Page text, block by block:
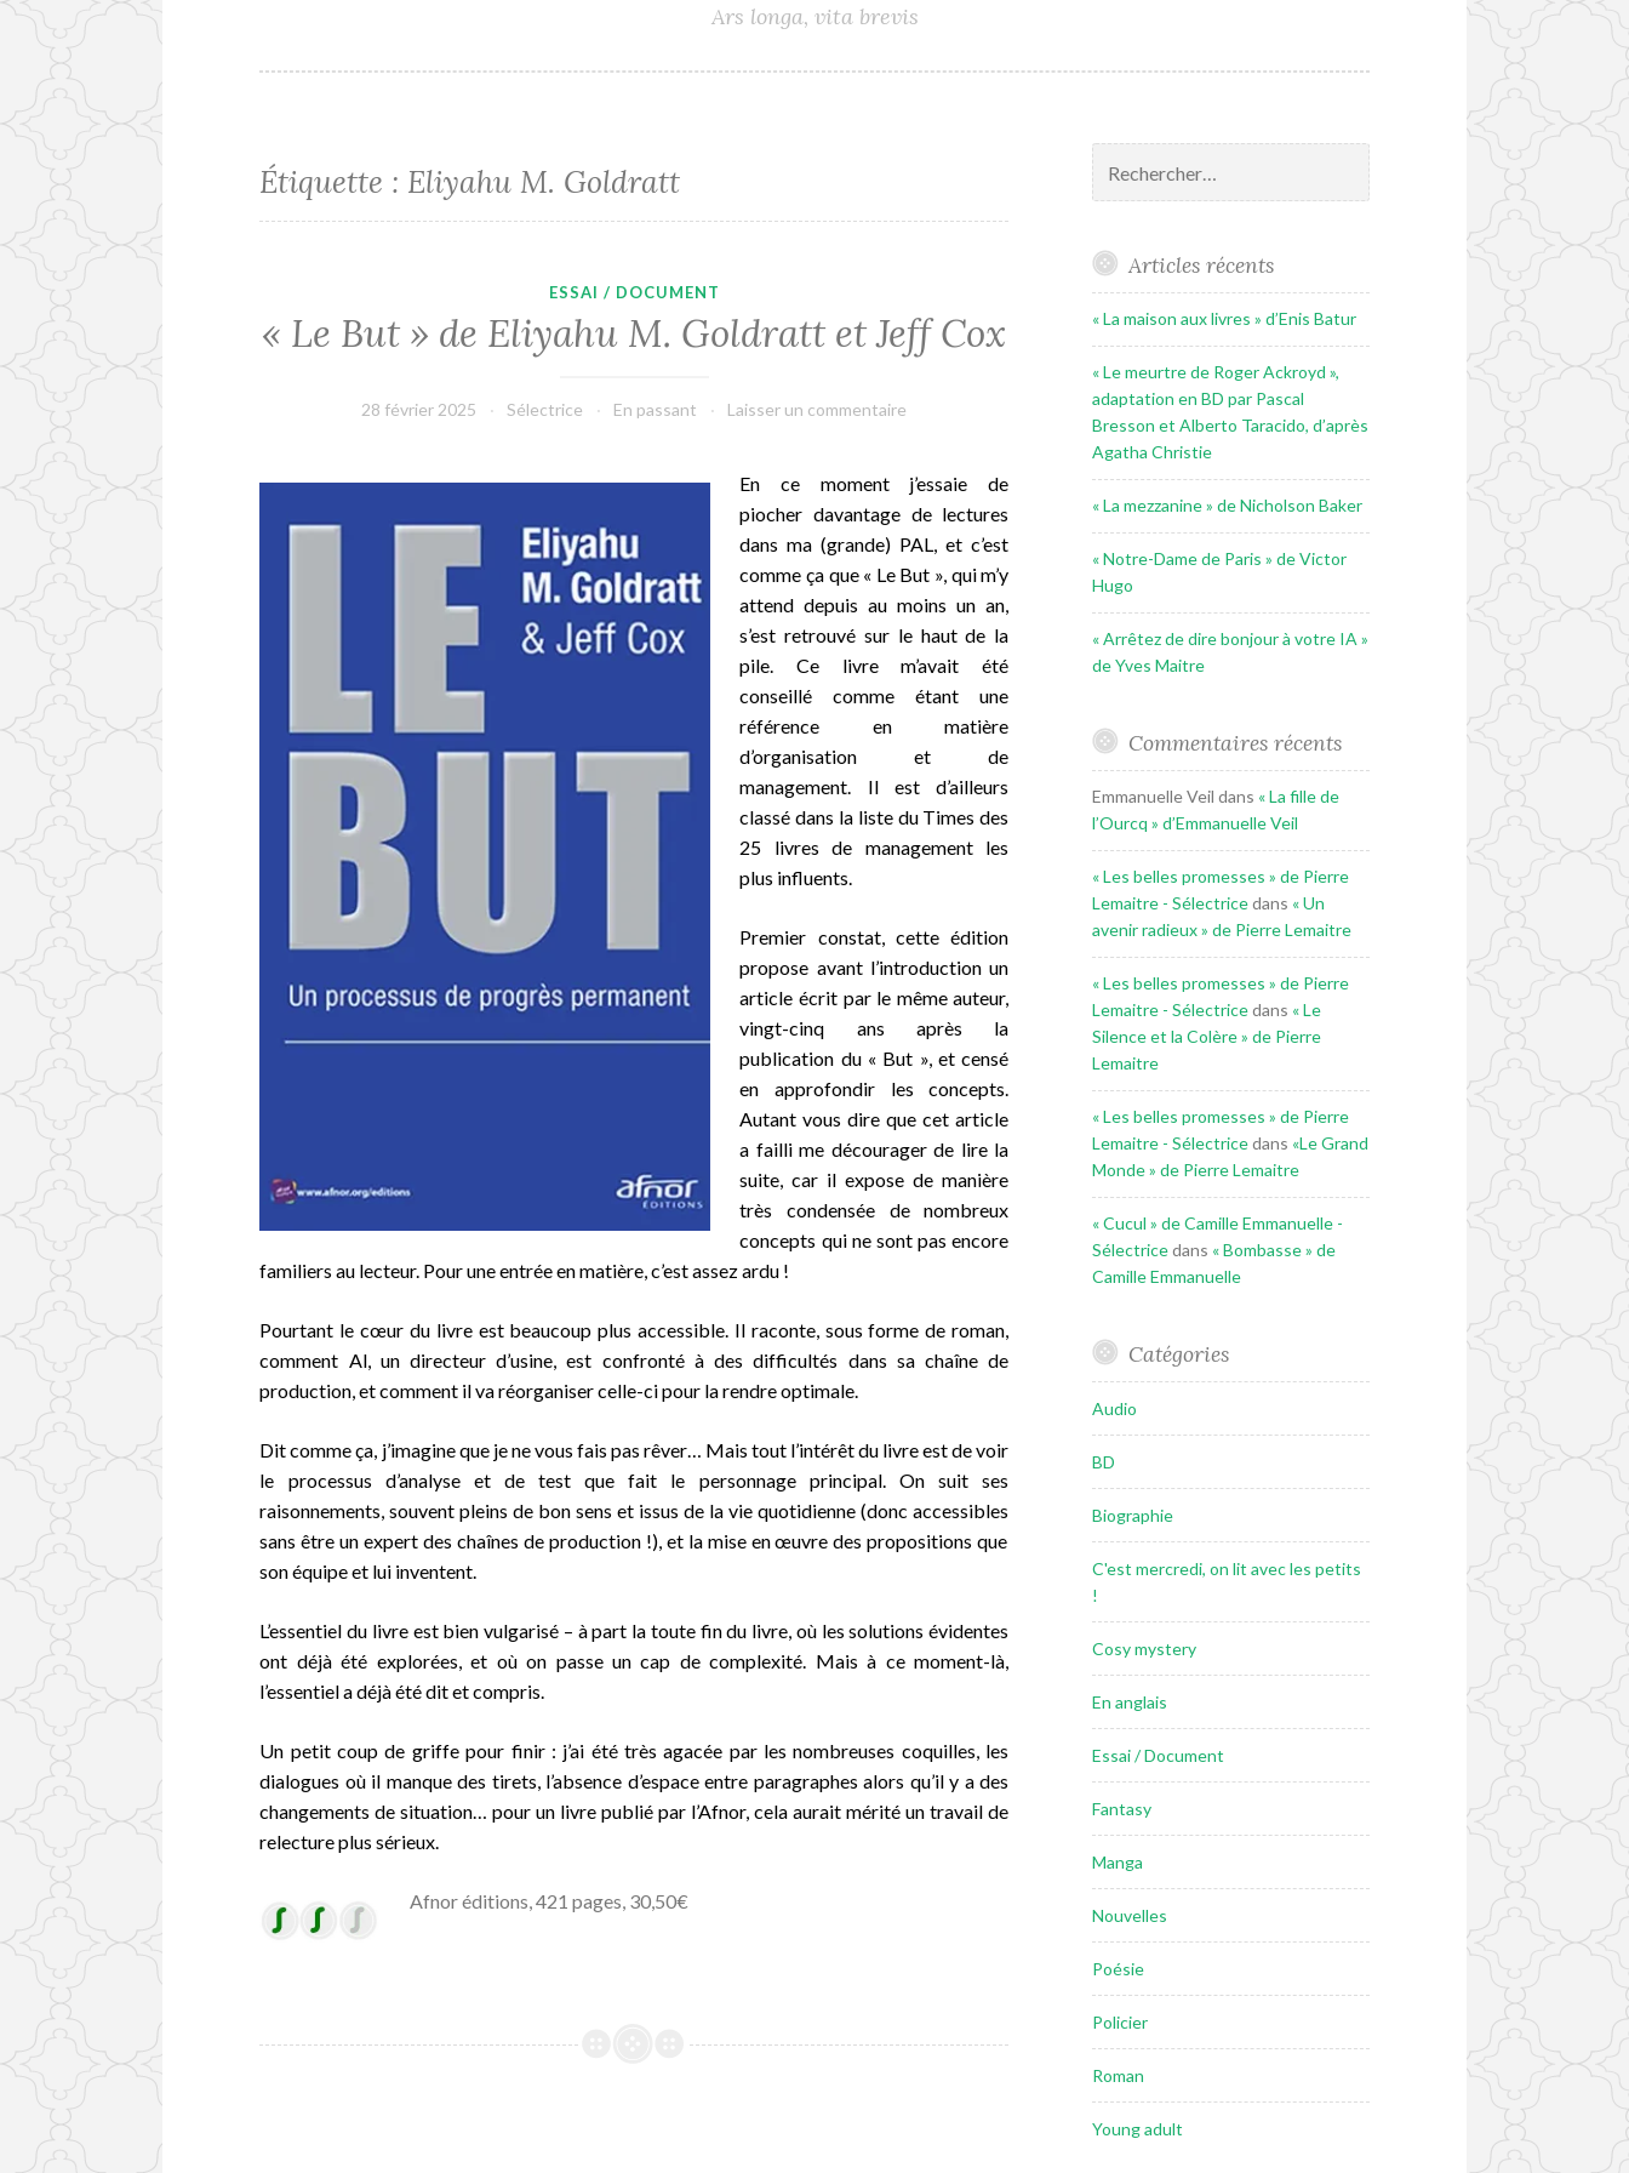
Ars longa, vita brevis
Étiquette : Eliyahu M. Goldratt
ESSAI / DOCUMENT
« Le But » de Eliyahu M. Goldratt et Jeff Cox
28 février 2025 Sélectrice En passant Laisser un commentaire
En ce moment j’essaie de
piocher davantage de lectures
dans ma (grande) PAL, et c’est
comme ça que « Le But », qui m’y
attend depuis au moins un an,
s’est retrouvé sur le haut de la
pile. Ce livre m’avait été
conseillé comme étant une
référence en matière
d’organisation et de
management. Il est d’ailleurs
classé dans la liste du Times des
25 livres de management les
plus influents.
Premier constat, cette édition
propose avant l’introduction un
article écrit par le même auteur,
vingt-cinq ans après la
publication du « But », et censé
en approfondir les concepts.
Autant vous dire que cet article
a failli me décourager de lire la
suite, car il expose de manière
très condensée de nombreux
concepts qui ne sont pas encore
familiers au lecteur. Pour une entrée en matière, c’est assez ardu !
Pourtant le cœur du livre est beaucoup plus accessible. Il raconte, sous forme de roman,
comment Al, un directeur d’usine, est confronté à des difficultés dans sa chaîne de
production, et comment il va réorganiser celle-ci pour la rendre optimale.
Dit comme ça, j’imagine que je ne vous fais pas rêver… Mais tout l’intérêt du livre est de voir
le processus d’analyse et de test que fait le personnage principal. On suit ses
raisonnements, souvent pleins de bon sens et issus de la vie quotidienne (donc accessibles
sans être un expert des chaînes de production !), et la mise en œuvre des propositions que
son équipe et lui inventent.
L’essentiel du livre est bien vulgarisé – à part la toute fin du livre, où les solutions évidentes
ont déjà été explorées, et où on passe un cap de complexité. Mais à ce moment-là,
l’essentiel a déjà été dit et compris.
Un petit coup de griffe pour finir : j’ai été très agacée par les nombreuses coquilles, les
dialogues où il manque des tirets, l’absence d’espace entre paragraphes alors qu’il y a des
changements de situation… pour un livre publié par l’Afnor, cela aurait mérité un travail de
relecture plus sérieux.
Afnor éditions, 421 pages, 30,50€
Articles récents
« La maison aux livres » d’Enis Batur
« Le meurtre de Roger Ackroyd »,
adaptation en BD par Pascal
Bresson et Alberto Taracido, d’après
Agatha Christie
« La mezzanine » de Nicholson Baker
« Notre-Dame de Paris » de Victor
Hugo
« Arrêtez de dire bonjour à votre IA »
de Yves Maitre
Commentaires récents
Emmanuelle Veil dans « La fille de
l’Ourcq » d’Emmanuelle Veil
« Les belles promesses » de Pierre
Lemaitre - Sélectricedans « Un
avenir radieux » de Pierre Lemaitre
« Les belles promesses » de Pierre
Lemaitre - Sélectricedans « Le
Silence et la Colère » de Pierre
Lemaitre
« Les belles promesses » de Pierre
Lemaitre - Sélectricedans «Le Grand
Monde » de Pierre Lemaitre
« Cucul » de Camille Emmanuelle -
Sélectricedans « Bombasse » de
Camille Emmanuelle
Catégories
Audio
BD
Biographie
C'est mercredi, on lit avec les petits
!
Cosy mystery
En anglais
Essai / Document
Fantasy
Manga
Nouvelles
Poésie
Policier
Roman
Young adult